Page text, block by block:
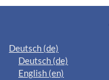
Deutsch ‎(de)‎
Deutsch ‎(de)‎
English ‎(en)‎